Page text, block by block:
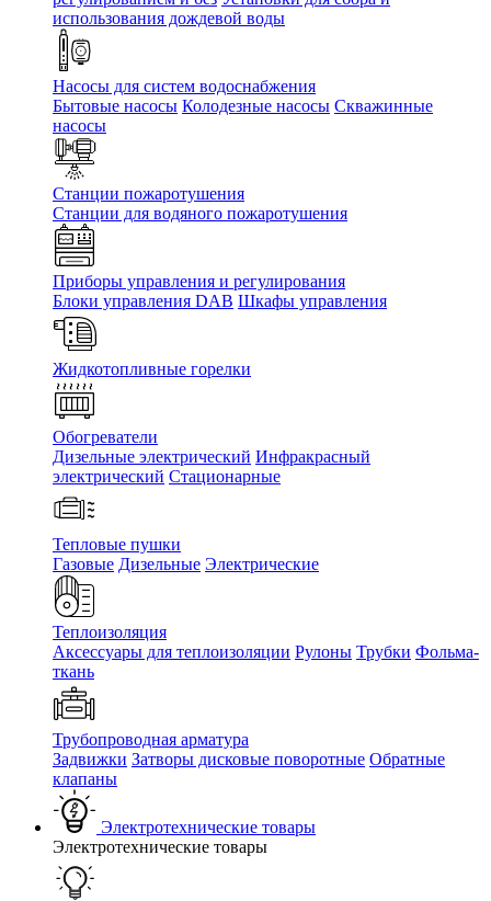
использования дождевой воды
Насосы для систем водоснабжения
Бытовые насосы Колодезные насосы Скважинные
насосы
Станции пожаротушения
Станции для водяного пожаротушения
Приборы управления и регулирования
Блоки управления DAB Шкафы управления
Жидкотопливные горелки
Обогреватели
Дизельные электрический Инфракрасный
электрический Стационарные
Тепловые пушки
Газовые Дизельные Электрические
Теплоизоляция
Аксессуары для теплоизоляции Рулоны Трубки Фольма-
ткань
Трубопроводная арматура
Задвижки Затворы дисковые поворотные Обратные
клапаны
Электротехнические товары
Электротехнические товары